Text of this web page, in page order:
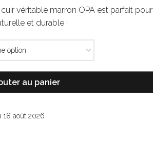
véritable marron OPA est parfait pour
et durable !
au panier
18 août 2026